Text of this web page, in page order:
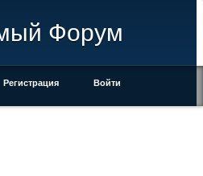
Форум
Регистрация Войти